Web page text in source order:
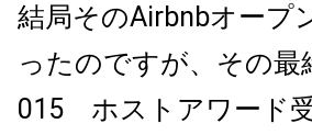
結局そのAirbnbオープ
ったのですが、その
015 ホストアワード